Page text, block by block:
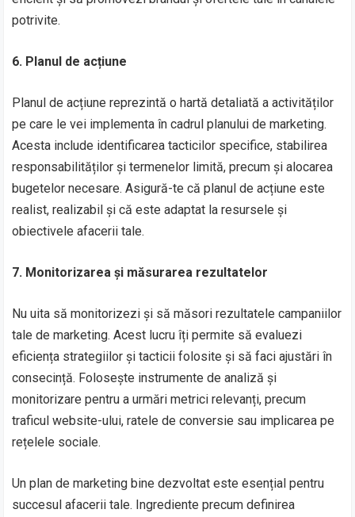
potrivite.
6. Planul de acțiune
Planul de acțiune reprezintă o hartă detaliată a activităților
pe care le vei implementa în cadrul planului de marketing.
Acesta include identificarea tacticilor specifice, stabilirea
responsabilităților și termenelor limită, precum și alocarea
bugetelor necesare. Asigură-te că planul de acțiune este
realist, realizabil și că este adaptat la resursele și
obiectivele afacerii tale.
7. Monitorizarea și măsurarea rezultatelor
Nu uita să monitorizezi și să măsori rezultatele campaniilor
tale de marketing. Acest lucru îți permite să evaluezi
eficiența strategiilor și tacticii folosite și să faci ajustări în
consecință. Folosește instrumente de analiză și
monitorizare pentru a urmări metrici relevanți, precum
traficul website-ului, ratele de conversie sau implicarea pe
rețelele sociale.
Un plan de marketing bine dezvoltat este esențial pentru
succesul afacerii tale. Ingrediente precum definirea